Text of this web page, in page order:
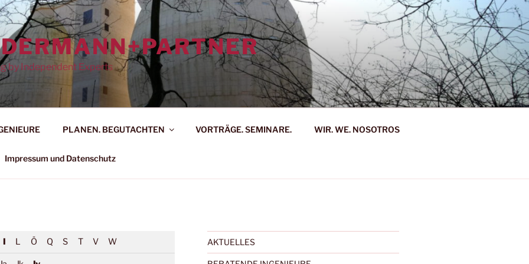
by Independent Experts
PLANEN. BEGUTACHTEN VORTRÄGE. SEMINARE. WIR. WE. NOSOTROS
Impressum und Datenschutz
I L Ö Q S T V W AKTUELLES